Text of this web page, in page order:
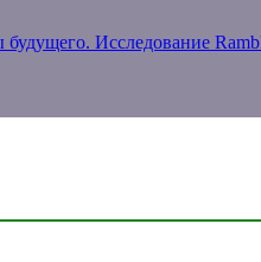
будущего. Исследование